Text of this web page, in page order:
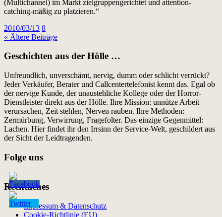
(Multichannel) im Markt zielgruppengerichtet und attention-
catching-mäßig zu platzieren.“
2010/03/13 8
« Ältere Beiträge
Geschichten aus der Hölle …
Unfreundlich, unverschämt, nervig, dumm oder schlicht verrückt?
Jeder Verkäufer, Berater und Callcentertelefonist kennt das. Egal ob
der nervige Kunde, der unaustehliche Kollege oder der Horror-
Dienstleister direkt aus der Hölle. Ihre Mission: unnütze Arbeit
verursachen, Zeit stehlen, Nerven rauben. Ihre Methoden:
Zermürbung, Verwirrung, Fragefolter. Das einzige Gegenmittel:
Lachen. Hier findet ihr den Irrsinn der Service-Welt, geschildert aus
der Sicht der Leidtragenden.
Folge uns
Rechtliches
Impressum & Datenschutz
Cookie-Richtlinie (EU)